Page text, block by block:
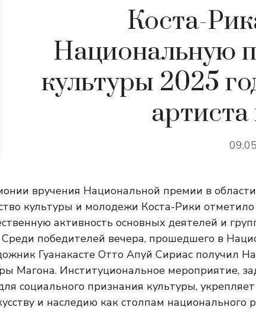
Коста-
Национальную
культуры 2025
вручения Национальной премии в
культуры и молодежи Коста-Рики
активность основных деятелей и
Среди победителей вечера, прошедшего в
Гуанакасте Отто Апуй Сириас получил
Магона. Институциональное мероприятие,
социального признания культуры,
и наследию как столпам национального